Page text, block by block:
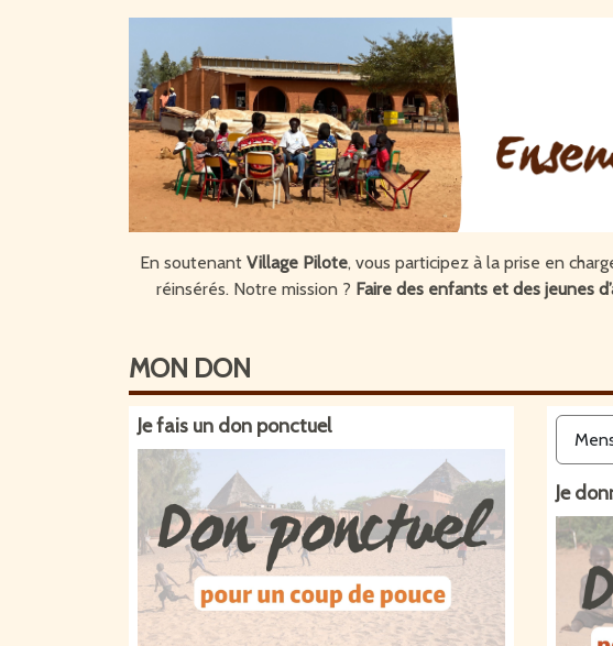
En soutenant Village Pilote, vous participez à la prise en
réinsérés. Notre mission ? Faire des enfants et des jeunes
MON DON
Je fais un don ponctuel
Je